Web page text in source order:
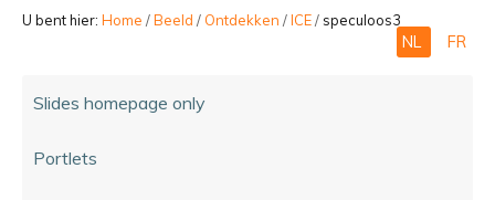
zoeken...
U bent hier: Home /Beeld / Ontdekken /ICE/ speculoos3
NL FR
Slides homepage only
Portlets